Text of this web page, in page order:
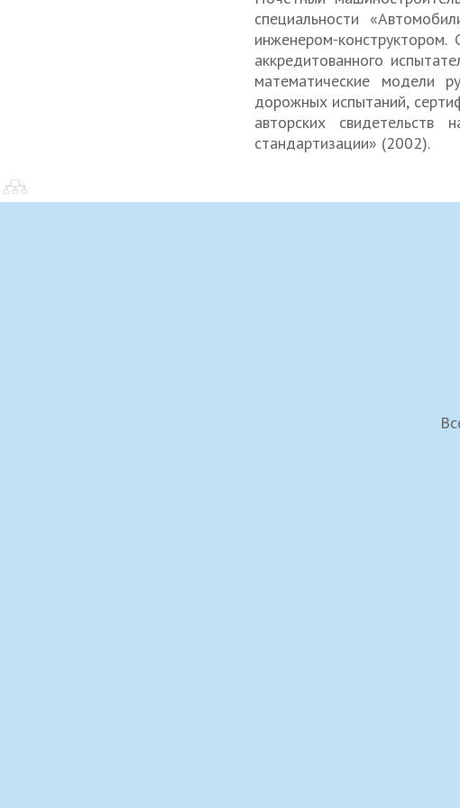
специальности
инженером-
аккредитованного
математические модели
дорожных испытаний,
авторских
стандартизации» (2002).